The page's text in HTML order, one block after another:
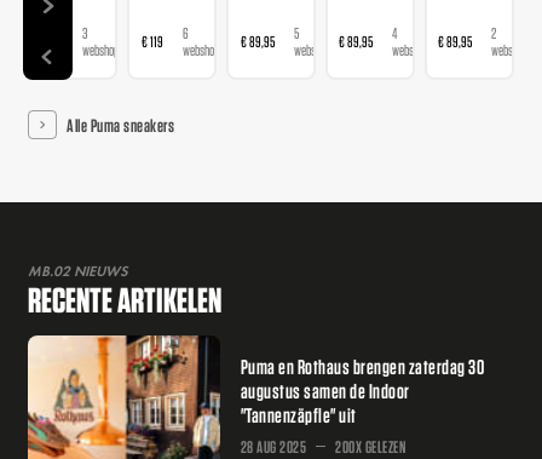
3
webshops
€ 119
6
webshops
€ 89,95
5
webshops
€ 89,95
4
webshops
€ 89,95
2
webshops
Alle Puma sneakers
MB.02 NIEUWS
RECENTE ARTIKELEN
Puma en Rothaus brengen zaterdag 30
augustus samen de Indoor
"Tannenzäpfle" uit
28 AUG 2025 200X GELEZEN